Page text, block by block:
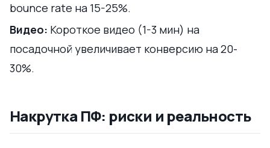
bounce rate на 15-25%.
Видео: Короткое видео (1-3 мин) на
посадочной увеличивает конверсию на 20-
30%.
Накрутка ПФ: риски и реальность